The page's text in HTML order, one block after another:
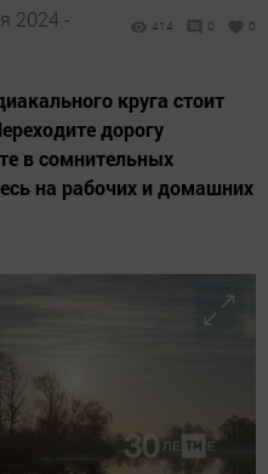
2024 -
414 0 0
круга стоит
дорогу
в сомнительных
на рабочих и домашних